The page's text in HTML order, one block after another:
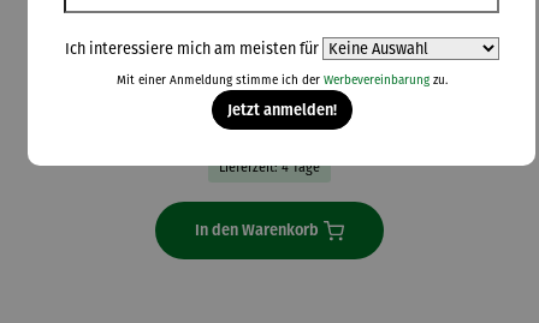
15,80 €
Preise inkl. MwSt. zzgl. Versandkosten
Lieferzeit: 4 Tage
In den Warenkorb
Ich interessiere mich am meisten für
Mit einer Anmeldung stimme ich der Werbevereinbarungzu.
Jetzt anmelden!